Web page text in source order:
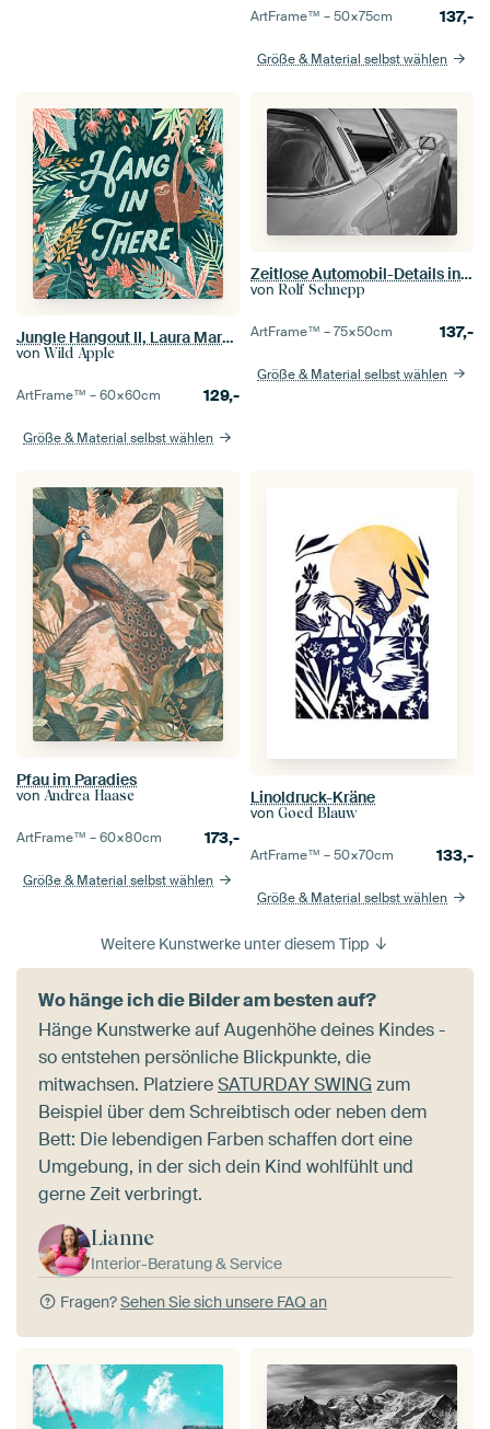
ArtFrame™ –50×75cm 137,-
Größe & Material selbst wählen
Jungle Hangout II, Laura Marshall
von Wild Apple
ArtFrame™ –60×60cm 129,-
Größe & Material selbst wählen
Zeitlose Automobil-Details in Schwarz und Weiß – Porsche 911 Targa
von Rolf Schnepp
ArtFrame™ –75×50cm 137,-
Größe & Material selbst wählen
Pfau im Paradies
von Andrea Haase
ArtFrame™ –60×80cm 173,-
Größe & Material selbst wählen
Linoldruck-Kräne
von Goed Blauw
ArtFrame™ –50×70cm 133,-
Größe & Material selbst wählen
Weitere Kunstwerke unter diesem Tipp
Wo hänge ich die Bilder am besten auf?
Hänge Kunstwerke auf Augenhöhe deines Kindes -
so entstehen persönliche Blickpunkte, die
mitwachsen. PlatziereSATURDAY SWING zum
Beispiel über dem Schreibtisch oder neben dem
Bett: Die lebendigen Farben schaffen dort eine
Umgebung, in der sich dein Kind wohlfühlt und
gerne Zeit verbringt.
Lianne
Interior-Beratung & Service
Fragen?Sehen Sie sich unsere FAQ an